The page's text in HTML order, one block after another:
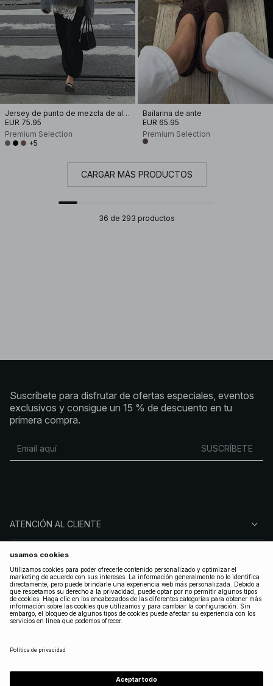
Jersey de punto de mezcla de alpaca oversize
EUR 75.95
Premium Selection
+5
Bailarina de ante
EUR 65.95
Premium Selection
CARGAR MÁS PRODUCTOS
36 de 293 productos
Suscríbete para disfrutar de ofertas especiales, eventos
exclusivos y consigue un 15 % de descuento en tu
primera compra.
SUSCRÍBETE
ATENCIÓN AL CLIENTE
SOBRE NA-KD
SÍGUENOS
LEGAL